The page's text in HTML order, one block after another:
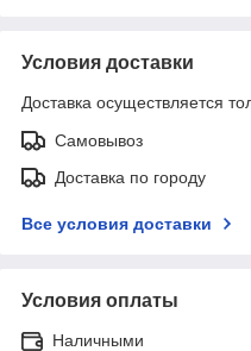
Условия доставки
Доставка осуществляется
Самовывоз
Доставка по городу
Все условия доставки
Условия оплаты
Наличными